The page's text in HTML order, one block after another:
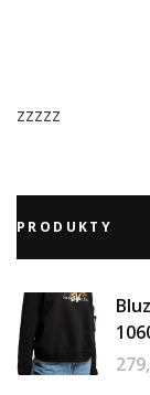
zzzzz
PRODUKTY